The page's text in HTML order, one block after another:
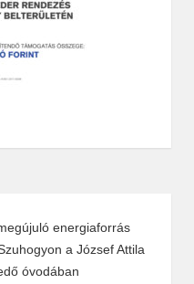
energiaforrás
a József Attila
óvodában